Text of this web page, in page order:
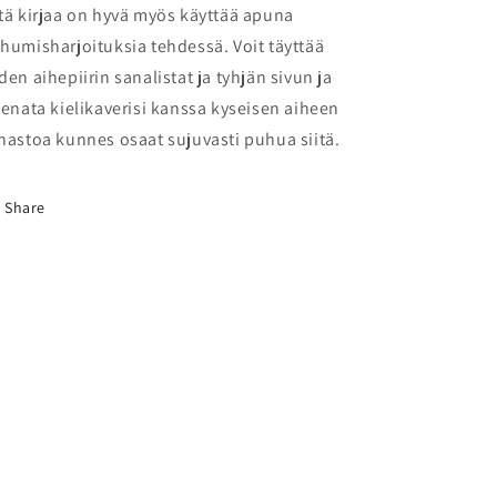
kirjaa on hyvä myös käyttää apuna
tehdessä. Voit täyttää
aihepiirin sanalistat ja tyhjän sivun ja
kielikaverisi kanssa kyseisen aiheen
kunnes osaat sujuvasti puhua siitä.
Share